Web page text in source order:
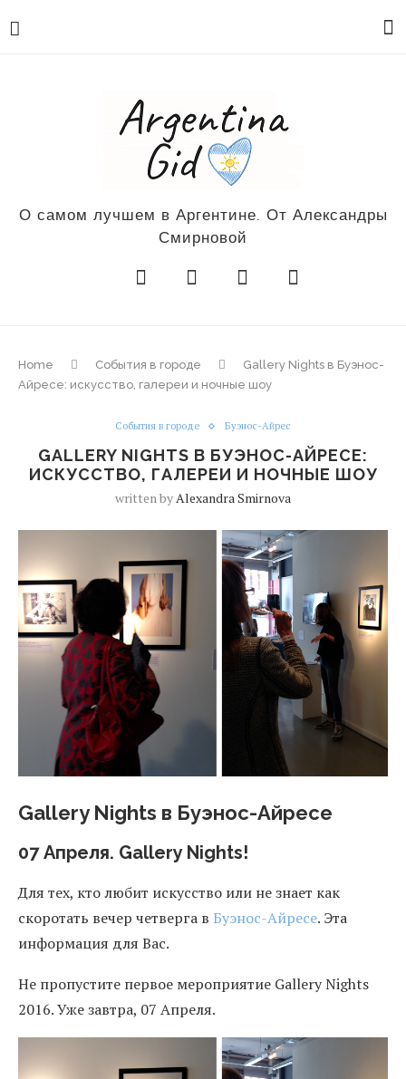
О самом лучшем в Аргентине. От Александры
Смирновой
Home События в городе
Gallery Nights в Буэнос-
Айресе: искусство, галереи и ночные шоу
События в городе Буэнос-Айрес
GALLERY NIGHTS В БУЭНОС-АЙРЕСЕ:
ИСКУССТВО, ГАЛЕРЕИ И НОЧНЫЕ ШОУ
written byAlexandra Smirnova
Gallery Nights в Буэнос-Айресе
07 Апреля. Gallery Nights!
Для тех, кто любит искусство или не знает как
скоротать вечер четверга в Буэнос-Айресе. Эта
информация для Вас.
Не пропустите первое мероприятие Gallery Nights
2016. Уже завтра, 07 Апреля.